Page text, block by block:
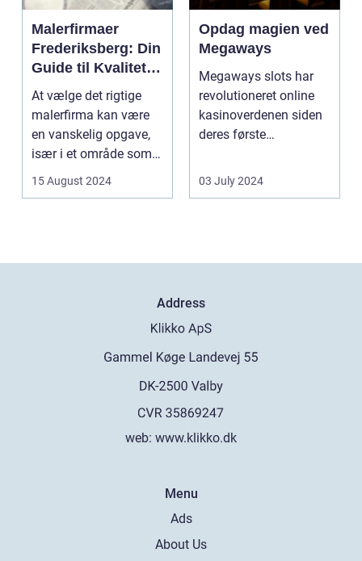
Malerfirmaer
Frederiksberg: Din
Guide til Kvalitet
og Service
At vælge det rigtige
malerfirma kan være
en vanskelig opgave,
især i et område som
Frederiksberg, hv...
15 August 2024
Opdag magien ved
Megaways
Megaways slots har
revolutioneret online
kasinoverdenen siden
deres første
spillea...
03 July 2024
Address
web: www.klikko.dk
Menu
Ads
About Us